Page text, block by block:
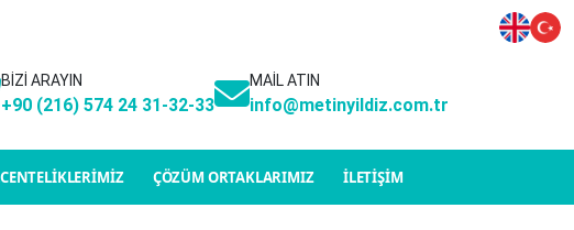
BİZİ ARAYIN
+90 (216) 574 24 31-32-33
MAİL ATIN
info@metinyildiz.com.tr
ÇÖZÜM ORTAKLARIMIZ İLETİŞİM